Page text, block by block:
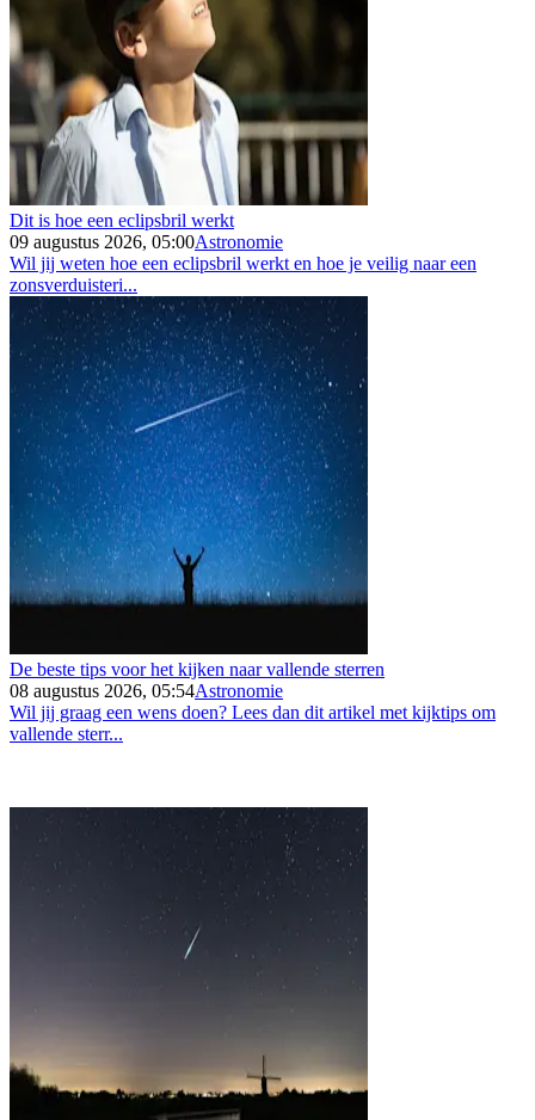
Dit is hoe een eclipsbril werkt
09 augustus 2026, 05:00Astronomie
Wil jij weten hoe een eclipsbril werkt en hoe je veilig naar een
zonsverduisteri...
De beste tips voor het kijken naar vallende sterren
08 augustus 2026, 05:54Astronomie
Wil jij graag een wens doen? Lees dan dit artikel met kijktips om
vallende sterr...